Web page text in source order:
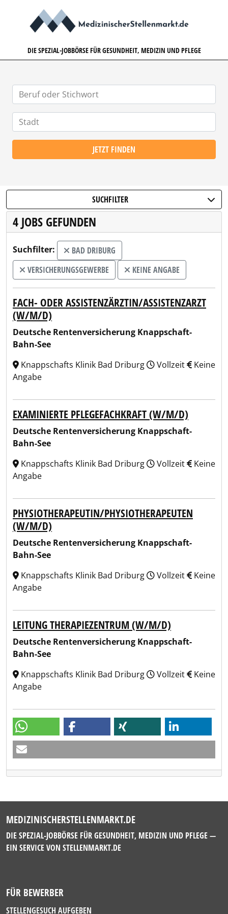
DIE SPEZIAL-JOBBÖRSE FÜR GESUNDHEIT, MEDIZIN UND PFLEGE
JETZT FINDEN
SUCHFILTER
4 JOBS GEFUNDEN
Suchfilter:
BAD DRIBURG
VERSICHERUNGSGEWERBE
KEINE ANGABE
FACH- ODER ASSISTENZÄRZTIN/ASSISTENZARZT
(W/M/D)
Deutsche Rentenversicherung Knappschaft-
Bahn-See
Knappschafts Klinik Bad Driburg
Vollzeit
Keine
Angabe
EXAMINIERTE PFLEGEFACHKRAFT (W/M/D)
Deutsche Rentenversicherung Knappschaft-
Bahn-See
Knappschafts Klinik Bad Driburg
Vollzeit
Keine
Angabe
PHYSIOTHERAPEUTIN/PHYSIOTHERAPEUTEN
(W/M/D)
Deutsche Rentenversicherung Knappschaft-
Bahn-See
Knappschafts Klinik Bad Driburg
Vollzeit
Keine
Angabe
LEITUNG THERAPIEZENTRUM (W/M/D)
Deutsche Rentenversicherung Knappschaft-
Bahn-See
Knappschafts Klinik Bad Driburg
Vollzeit
Keine
Angabe
MEDIZINISCHERSTELLENMARKT.DE
DIE SPEZIAL-JOBBÖRSE FÜR GESUNDHEIT, MEDIZIN UND PFLEGE —
EIN SERVICE VON STELLENMARKT.DE
FÜR BEWERBER
STELLENGESUCH AUFGEBEN